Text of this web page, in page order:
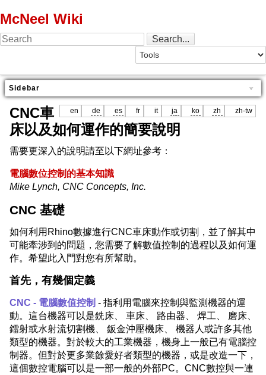
McNeel Wiki
Sidebar
en de es fr it ja ko zh zh-tw
CNC車
床以及如何運作的簡要說明
需要更深入的說明請至以下網址參考：
電腦數位控制的基本知識
Mike Lynch, CNC Concepts, Inc.
CNC 基礎
如何利用Rhino數據進行CNC車床動作或切割，並了解其中
可能牽涉到的問題，您需要了解數值控制的過程以及如何運
作。希望此入門對您有所幫助。
首先，有幾個定義
CNC - 電腦數值控制 - 指利用電腦來控制與監測機器的運
動。這台機器可以是銑床、 車床、 路由器、 焊工、 磨床、
鐳射或水射流切割機、 鈑金沖壓機床、 機器人或許多其他
類型的機器。對於較大的工業機器，機身上一般已有電腦控
制器。但對於更多業餘愛好者類型的機器，或是改造一下，
這個數控電腦可以是一部一般的外部PC。CNC數控與一連